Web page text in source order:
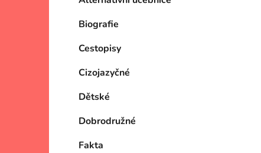
Biografie
Cestopisy
Cizojazyčné
Dětské
Dobrodružné
Fakta